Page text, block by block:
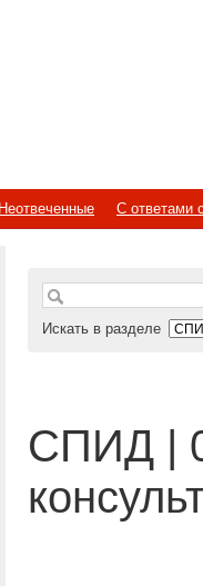
Неотвеченные
С ответами
Искать в разделе
СПИД |